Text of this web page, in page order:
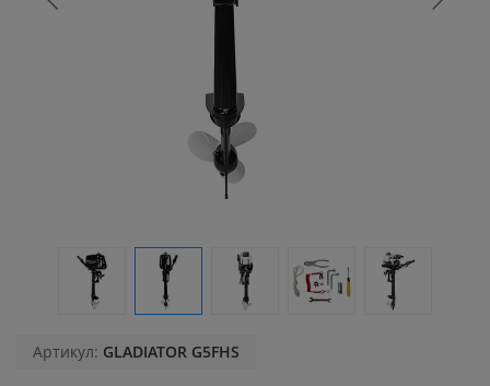
Артикул: GLADIATOR G5FHS